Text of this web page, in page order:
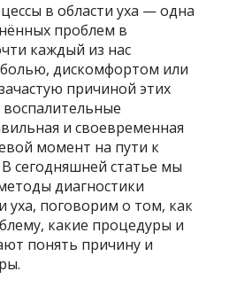
в области уха — одна
проблем в
каждый из нас
болью, дискомфортом или
причиной этих
и своевременная
момент на пути к
сегодняшней статье мы
диагностики
уха, поговорим о том, как
какие процедуры и
понять причину и